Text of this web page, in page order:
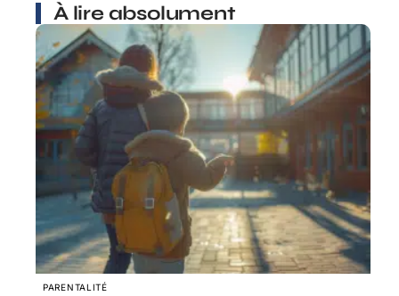
À lire absolument
PARENTALITÉ